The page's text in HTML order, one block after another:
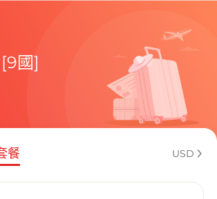
目前
國]
餐 USD